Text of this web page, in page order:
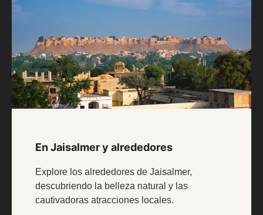
En Jaisalmer y alrededores
Explore los alrededores de Jaisalmer,
descubriendo la belleza natural y las
cautivadoras atracciones locales.